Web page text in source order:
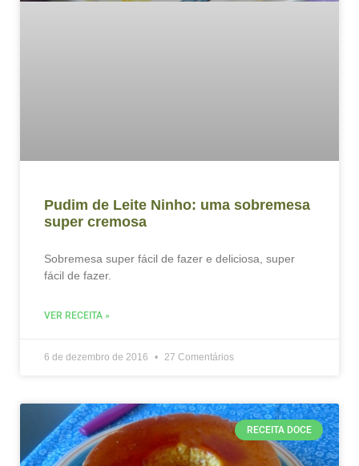
Pudim de Leite Ninho: uma sobremesa
super cremosa
Sobremesa super fácil de fazer e deliciosa, super
fácil de fazer.
VER RECEITA »
6 de dezembro de 2016 27 Comentários
RECEITA DOCE